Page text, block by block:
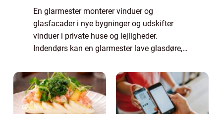
En glarmester monterer vinduer og
glasfacader i nye bygninger og udskifter
vinduer i private huse og lejligheder.
Indendørs kan en glarmester lave glasdøre,
også indramme billeder og plakater eller
udskifte ru...